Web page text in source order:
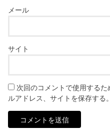
メール
サイト
次回のコメントで使用する
ルアドレス、サイトを保存する。